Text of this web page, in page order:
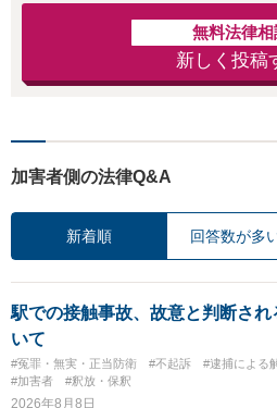
無料法律相
新しく投稿
加害者側の法律Q&A
新着順 回答数が多
駅での接触事故、故意と判断さ
いて
#冤罪・無実・正当防衛 #不起訴 #逮捕による
#加害者
#釈放・保釈
2026年8月8日